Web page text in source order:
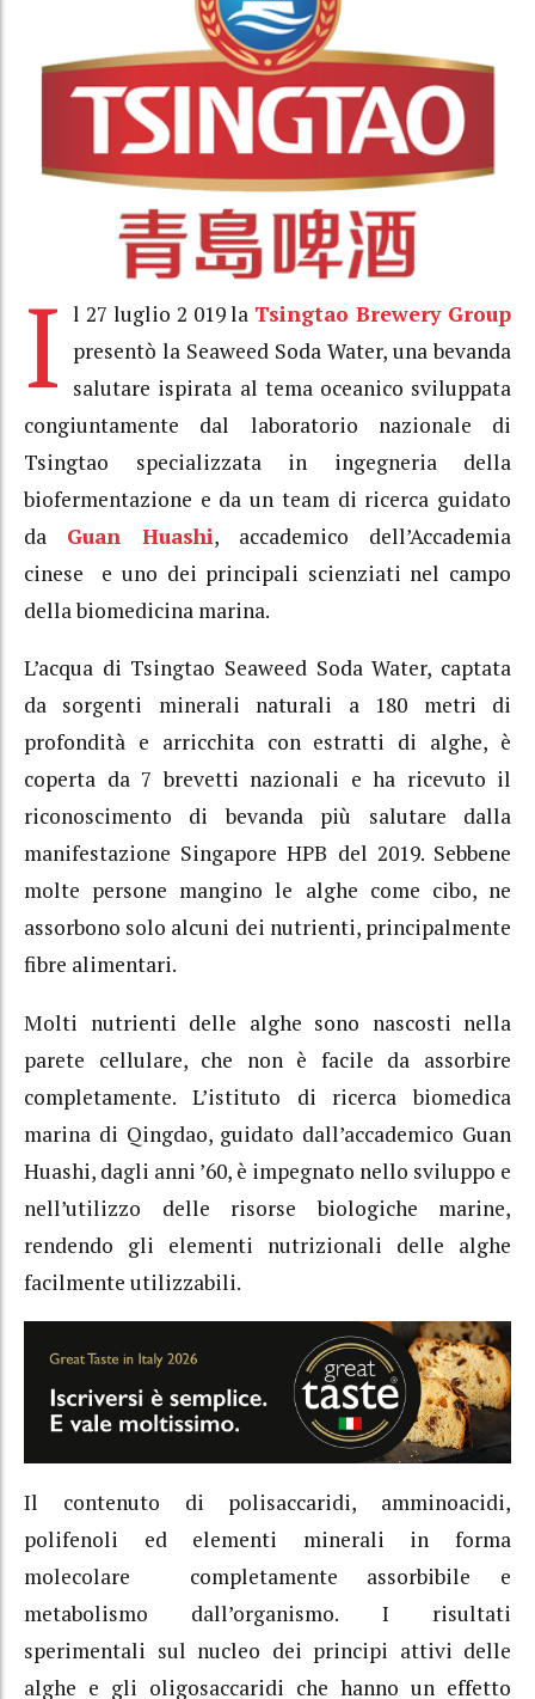
I l 27 luglio 2 019 la Tsingtao Brewery Group
presentò la Seaweed Soda Water, una bevanda
salutare ispirata al tema oceanico sviluppata
congiuntamente dal laboratorio nazionale di
Tsingtao specializzata in ingegneria della
biofermentazione e da un team di ricerca guidato
da Guan Huashi, accademico dell’Accademia
cinese e uno dei principali scienziati nel campo
della biomedicina marina.
L’acqua di Tsingtao Seaweed Soda Water, captata
da sorgenti minerali naturali a 180 metri di
profondità e arricchita con estratti di alghe, è
coperta da 7 brevetti nazionali e ha ricevuto il
riconoscimento di bevanda più salutare dalla
manifestazione Singapore HPB del 2019. Sebbene
molte persone mangino le alghe come cibo, ne
assorbono solo alcuni dei nutrienti, principalmente
fibre alimentari.
Molti nutrienti delle alghe sono nascosti nella
parete cellulare, che non è facile da assorbire
completamente. L’istituto di ricerca biomedica
marina di Qingdao, guidato dall’accademico Guan
Huashi, dagli anni ’60, è impegnato nello sviluppo e
nell’utilizzo delle risorse biologiche marine,
rendendo gli elementi nutrizionali delle alghe
facilmente utilizzabili.
Il contenuto di polisaccaridi, amminoacidi,
polifenoli ed elementi minerali in forma
molecolare completamente assorbibile e
metabolismo dall’organismo. I risultati
sperimentali sul nucleo dei principi attivi delle
alghe e gli oligosaccaridi che hanno un effetto